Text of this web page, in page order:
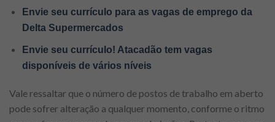
Envie seu currículo para as vagas de emprego da
Delta Supermercados
Envie seu currículo! Atacadão tem vagas
disponíveis de vários níveis
Vale ressaltar que o número de postos de trabalho em aberto
pode sofrer alteração a qualquer momento, conforme o ritmo